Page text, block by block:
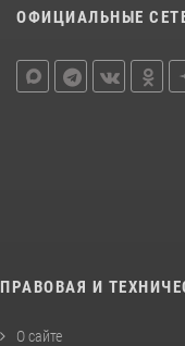
ОФИЦИАЛЬНЫЕ
ПРАВОВАЯ И
О сайте